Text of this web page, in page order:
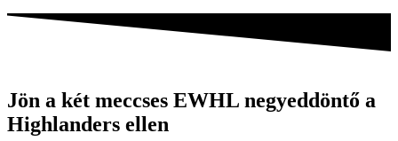
Jön a két meccses EWHL negyeddöntő a
Highlanders ellen